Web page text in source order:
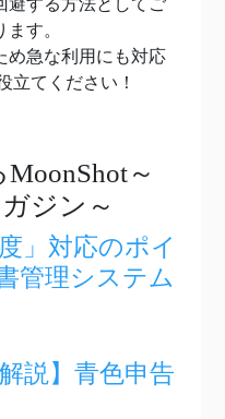
す。
め急な利用にも対応
立てください！
～
ジン～
」対応のポイ
管理システム
説】青色申告